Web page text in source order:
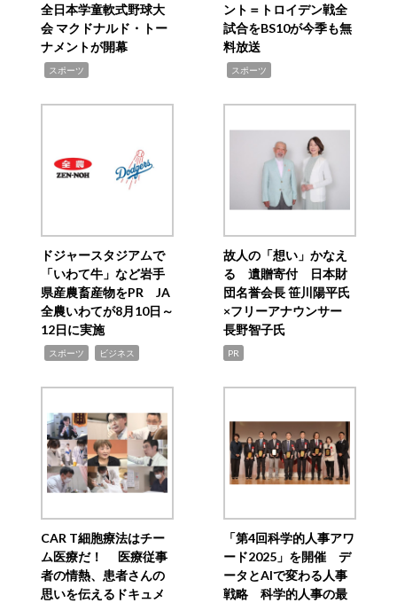
全日本学童軟式野球大
会 マクドナルド・トー
ナメントが開幕
スポーツ
ント＝トロイデン戦全
試合をBS10が今季も無
料放送
スポーツ
ドジャースタジアムで
「いわて牛」など岩手
県産農畜産物をPR JA
全農いわてが8月10日～
12日に実施
スポーツ ビジネス
故人の「想い」かなえ
る 遺贈寄付 日本財
団名誉会長 笹川陽平氏
×フリーアナウンサー
長野智子氏
PR
CAR T細胞療法はチー
ム医療だ！ 医療従事
者の情熱、患者さんの
思いを伝えるドキュメ
「第4回科学的人事アワ
ード2025」を開催 デ
ータとAIで変わる人事
戦略 科学的人事の最